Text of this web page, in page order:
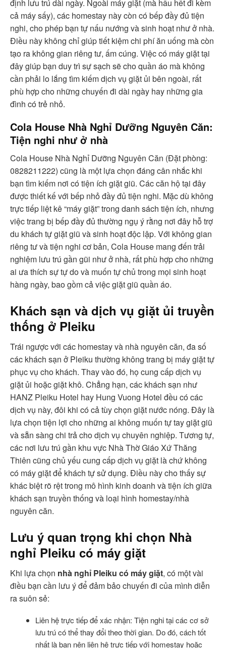
định lưu trú dài ngày. Ngoài máy giặt (mà hầu hết đi kèm
cả máy sấy), các homestay này còn có bếp đầy đủ tiện
nghi, cho phép bạn tự nấu nướng và sinh hoạt như ở nhà.
Điều này không chỉ giúp tiết kiệm chi phí ăn uống mà còn
tạo ra không gian riêng tư, ấm cúng. Việc có máy giặt tại
đây giúp bạn duy trì sự sạch sẽ cho quần áo mà không
cần phải lo lắng tìm kiếm dịch vụ giặt ủi bên ngoài, rất
phù hợp cho những chuyến đi dài ngày hay những gia
đình có trẻ nhỏ.
Cola House Nhà Nghỉ Dưỡng Nguyên Căn:
Tiện nghi như ở nhà
Cola House Nhà Nghỉ Dưỡng Nguyên Căn (Đặt phòng:
0828211222) cũng là một lựa chọn đáng cân nhắc khi
bạn tìm kiếm nơi có tiện ích giặt giũ. Các căn hộ tại đây
được thiết kế với bếp nhỏ đầy đủ tiện nghi. Mặc dù không
trực tiếp liệt kê “máy giặt” trong danh sách tiện ích, nhưng
việc trang bị bếp đầy đủ thường ngụ ý rằng nơi đây hỗ trợ
du khách tự giặt giũ và sinh hoạt độc lập. Với không gian
riêng tư và tiện nghi cơ bản, Cola House mang đến trải
nghiệm lưu trú gần gũi như ở nhà, rất phù hợp cho những
ai ưa thích sự tự do và muốn tự chủ trong mọi sinh hoạt
hàng ngày, bao gồm cả việc giặt giũ quần áo.
Khách sạn và dịch vụ giặt ủi truyền
thống ở Pleiku
Trái ngược với các homestay và nhà nguyên căn, đa số
các khách sạn ở Pleiku thường không trang bị máy giặt tự
phục vụ cho khách. Thay vào đó, họ cung cấp dịch vụ
giặt ủi hoặc giặt khô. Chẳng hạn, các khách sạn như
HANZ Pleiku Hotel hay Hung Vuong Hotel đều có các
dịch vụ này, đôi khi có cả tùy chọn giặt nước nóng. Đây là
lựa chọn tiện lợi cho những ai không muốn tự tay giặt giũ
và sẵn sàng chi trả cho dịch vụ chuyên nghiệp. Tương tự,
các nơi lưu trú gần khu vực Nhà Thờ Giáo Xứ Thăng
Thiên cũng chủ yếu cung cấp dịch vụ giặt là chứ không
có máy giặt để khách tự sử dụng. Điều này cho thấy sự
khác biệt rõ rệt trong mô hình kinh doanh và tiện ích giữa
khách sạn truyền thống và loại hình homestay/nhà
nguyên căn.
Lưu ý quan trọng khi chọn Nhà
nghỉ Pleiku có máy giặt
Khi lựa chọn nhà nghỉ Pleiku có máy giặt, có một vài
điều bạn cần lưu ý để đảm bảo chuyến đi của mình diễn
ra suôn sẻ:
Liên hệ trực tiếp để xác nhận: Tiện nghi tại các cơ sở
lưu trú có thể thay đổi theo thời gian. Do đó, cách tốt
nhất là bạn nên liên hệ trực tiếp với homestay hoặc